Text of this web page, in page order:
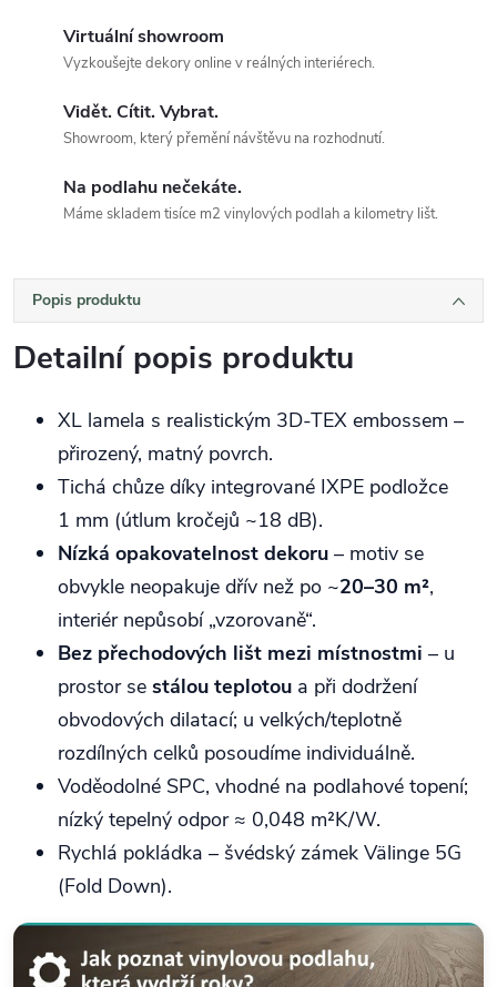
Virtuální showroom
Vyzkoušejte dekory online v reálných interiérech.
Vidět. Cítit. Vybrat.
Showroom, který přemění návštěvu na rozhodnutí.
Na podlahu nečekáte.
Máme skladem tisíce m2 vinylových podlah a kilometry lišt.
Popis produktu
Detailní popis produktu
XL lamela s realistickým 3D‑TEX embossem –
přirozený, matný povrch.
Tichá chůze díky integrované IXPE podložce
1 mm (útlum kročejů ~18 dB).
Nízká opakovatelnost dekoru – motiv se
obvykle neopakuje dřív než po ~20–30 m²,
interiér nepůsobí „vzorovaně“.
Bez přechodových lišt mezi místnostmi – u
prostor se stálou teplotou a při dodržení
obvodových dilatací; u velkých/teplotně
rozdílných celků posoudíme individuálně.
Voděodolné SPC, vhodné na podlahové topení;
nízký tepelný odpor ≈ 0,048 m²K/W.
Rychlá pokládka – švédský zámek Välinge 5G
(Fold Down).